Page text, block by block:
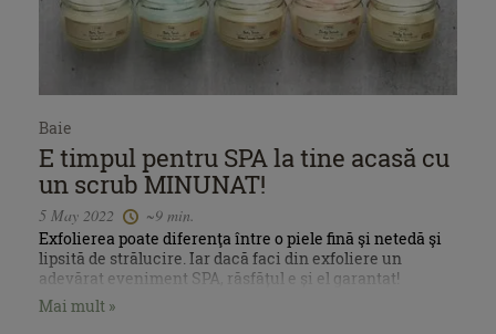
Baie
E timpul pentru SPA la tine acasă cu
un scrub MINUNAT!
5 May 2022
~9 min.
Exfolierea poate diferenţa între o piele fină şi netedă şi
lipsită de strălucire. Iar dacă faci din exfoliere un
adevărat eveniment SPA, răsfățul e și el garantat!
Mai mult »